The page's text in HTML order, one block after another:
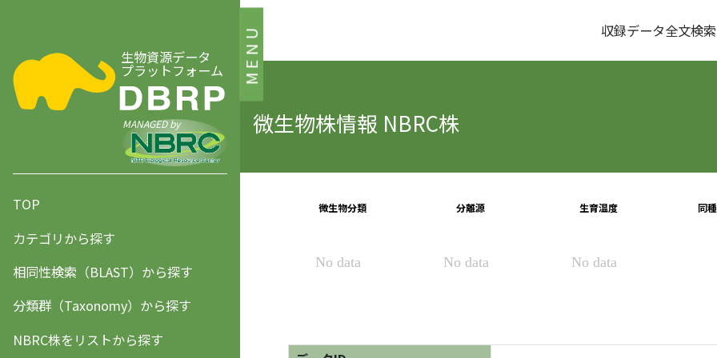
MENU
生物資源データ
プラットフォーム
MANAGED by
TOP
カテゴリから探す
相同性検索（BLAST）から探す
分類群（Taxonomy）から探す
NBRC株をリストから探す
収録データ全文検索
微生物株情報 NBRC株